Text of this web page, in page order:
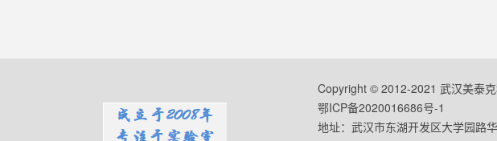
Copyright © 2012-2021 武汉美泰
鄂ICP备2020016686号-1
地址：武汉市东湖开发区大学园路